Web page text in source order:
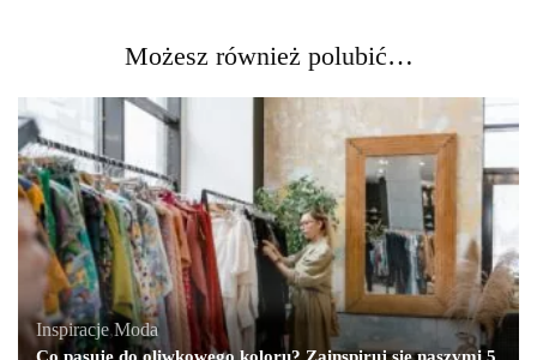
Możesz również polubić…
Inspiracje,Moda